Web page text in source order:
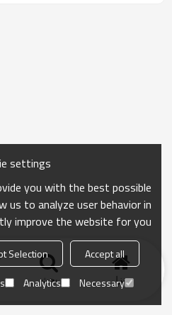
منزل بحث
settings
you with the best possible
us to analyze user behavior in
improve the website for you.
Accept all
Selection
Necessary
Analytics